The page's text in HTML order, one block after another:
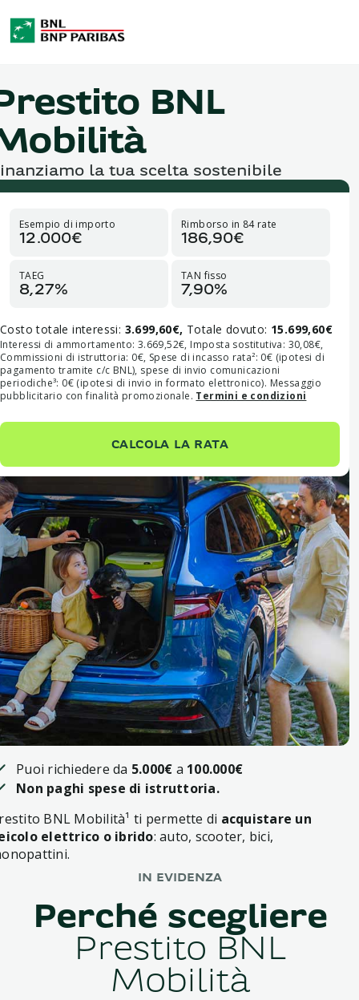
BNL
la tua scelta sostenibile
Esempio di importo
12.000€
Rimborso in 84 rate
186,90€
TAEG
8,27%
TAN fisso
7,90%
Costo totale interessi: 3.699,60€, Totale dovuto: 15.699,60€
Interessi di ammortamento: 3.669,52€, Imposta sostitutiva: 30,08€,
Commissioni di istruttoria: 0€, Spese di incasso rata²: 0€ (ipotesi di
pagamento tramite c/c BNL), spese di invio comunicazioni
periodiche³: 0€ (ipotesi di invio in formato elettronico). Messaggio
pubblicitario con finalità promozionale. Termini e condizioni
CALCOLA LA RATA
Puoi richiedere da 5.000€ a 100.000€
Non paghi spese di istruttoria.
BNL Mobilità¹ ti permette di acquistare un
elettrico o ibrido: auto, scooter, bici,
IN EVIDENZA
Perché scegliere
Prestito BNL
Mobilità